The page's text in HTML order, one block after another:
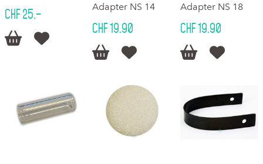
CHF 25.–
 
Adapter NS 14
CHF 19.90
 
Adapter NS 18
CHF 19.90
 